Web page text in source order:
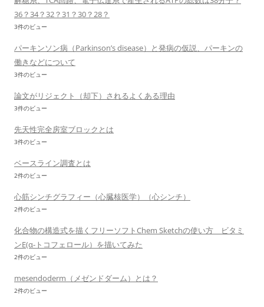
36？34？32？31？30？28？
3件のビュー
パーキンソン病（Parkinson’s disease）と発病の仮説、パーキンの
働きなどについて
3件のビュー
論文がリジェクト（却下）されるよくある理由
3件のビュー
先天性完全房室ブロックとは
3件のビュー
ベースライン調査とは
2件のビュー
心筋シンチグラフィー（心臓核医学）（心シンチ）
2件のビュー
化合物の構造式を描くフリーソフトChem Sketchの使い方 ビタミ
ンE(α-トコフェロール）を描いてみた
2件のビュー
mesendoderm（メゼンドダーム）とは？
2件のビュー